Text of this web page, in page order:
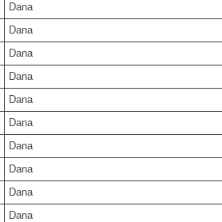
Dana
Dana
Dana
Dana
Dana
Dana
Dana
Dana
Dana
Dana